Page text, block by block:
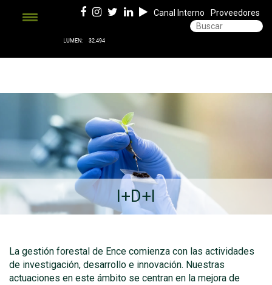
Canal Interno Proveedores
I+D+I
La gestión forestal de Ence comienza con las actividades
de investigación, desarrollo e innovación. Nuestras
actuaciones en este ámbito se centran en la mejora de